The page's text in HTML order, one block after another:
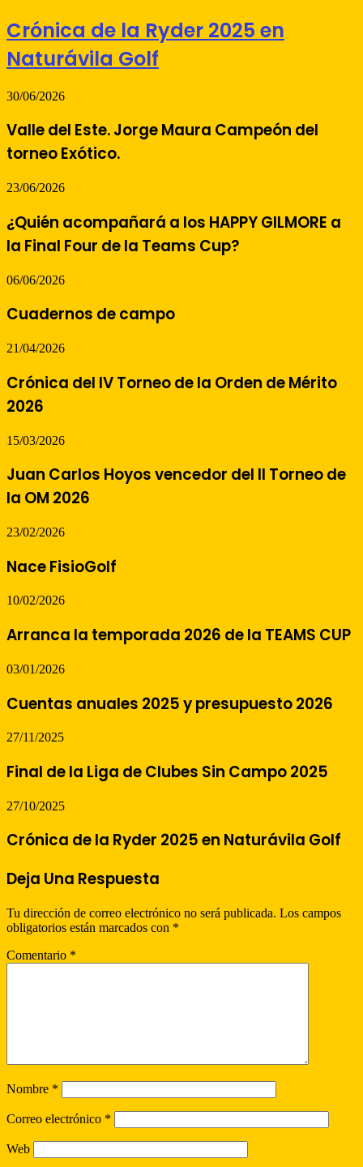
Crónica de la Ryder 2025 en
Naturávila Golf
30/06/2026
Valle del Este. Jorge Maura Campeón del
torneo Exótico.
23/06/2026
¿Quién acompañará a los HAPPY GILMORE a
la Final Four de la Teams Cup?
06/06/2026
Cuadernos de campo
21/04/2026
Crónica del IV Torneo de la Orden de Mérito
2026
15/03/2026
Juan Carlos Hoyos vencedor del II Torneo de
la OM 2026
23/02/2026
Nace FisioGolf
10/02/2026
Arranca la temporada 2026 de la TEAMS CUP
03/01/2026
Cuentas anuales 2025 y presupuesto 2026
27/11/2025
Final de la Liga de Clubes Sin Campo 2025
27/10/2025
Crónica de la Ryder 2025 en Naturávila Golf
Deja Una Respuesta
Tu dirección de correo electrónico no será publicada. Los campos
obligatorios están marcados con *
Comentario *
Nombre *
Correo electrónico *
Web